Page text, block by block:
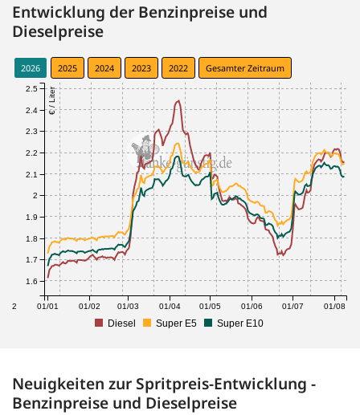
Entwicklung der Benzinpreise und
Dieselpreise
2026 2025 2024 2023 2022 Gesamter Zeitraum
12 01/01 01/02 01/03 01/04 01/05 01/06 01/07 01/08
€ / Liter
1.6
1.7
1.8
1.9
2
2.1
2.2
2.3
2.4
2.5
Diesel Super E5 Super E10
Neuigkeiten zur Spritpreis-Entwicklung -
Benzinpreise und Dieselpreise